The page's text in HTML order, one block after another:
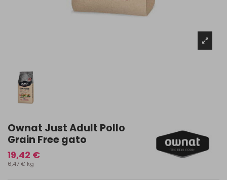
Ownat Just Adult Pollo
Grain Free gato
19,42 €
6,47 € kg